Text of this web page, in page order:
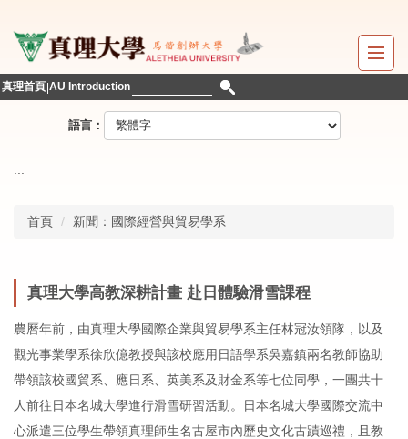
到
主
內
真理首頁 AU Introduction
語言：
:::
首頁 新聞：國際經營與貿易學系
真理大學高教深耕計畫 赴日體驗滑雪課程
農曆年前，由真理大學國際企業與貿易學系主任林冠汝領隊，以及
觀光事業學系徐欣億教授與該校應用日語學系吳嘉鎮兩名教師協助
帶領該校國貿系、應日系、英美系及財金系等七位同學，一團共十
人前往日本名城大學進行滑雪研習活動。日本名城大學國際交流中
心派遣三位學生帶領真理師生名古屋市內歷史文化古蹟巡禮，且教